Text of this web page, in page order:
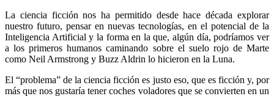
La ciencia ficción nos ha permitido desde hace década explorar
nuestro futuro, pensar en nuevas tecnologías, en el potencial de la
Inteligencia Artificial y la forma en la que, algún día, podríamos ver
a los primeros humanos caminando sobre el suelo rojo de Marte
como Neil Armstrong y Buzz Aldrin lo hicieron en la Luna.
El “problema” de la ciencia ficción es justo eso, que es ficción y, por
más que nos gustaría tener coches voladores que se convierten en un